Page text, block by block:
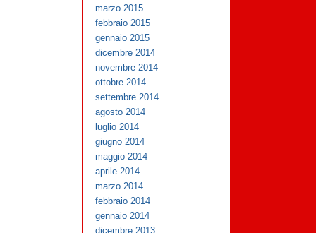
marzo 2015
febbraio 2015
gennaio 2015
dicembre 2014
novembre 2014
ottobre 2014
settembre 2014
agosto 2014
luglio 2014
giugno 2014
maggio 2014
aprile 2014
marzo 2014
febbraio 2014
gennaio 2014
dicembre 2013